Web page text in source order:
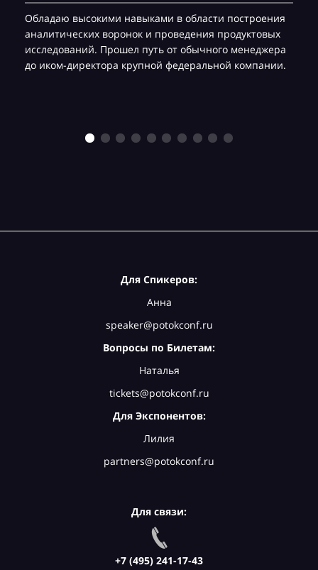
Обладаю высокими навыками в области построения
аналитических воронок и проведения продуктовых
исследований. Прошел путь от обычного менеджера
до иком-директора крупной федеральной компании.
Для Спикеров:
Анна
speaker@potokconf.ru
Вопросы по Билетам:
Наталья
tickets@potokconf.ru
Для Экспонентов:
Лилия
partners@potokconf.ru
Для связи:
+7 (495) 241-17-43